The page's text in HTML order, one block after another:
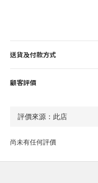
送貨及付款方式
顧客評價
尚未有任何評價